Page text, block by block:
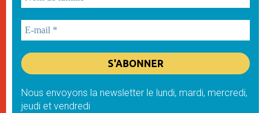
Nous envoyons la newsletter le lundi, mardi, mercredi,
jeudi et vendredi